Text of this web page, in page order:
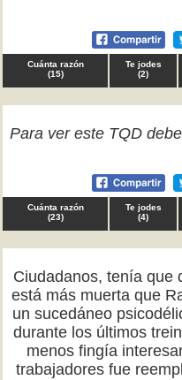
Cuánta razón
(15)
Te jodes
(2)
Para ver este TQD
Cuánta razón
(23)
Te jodes
(4)
Ciudadanos, tenía que
está más muerta que
un sucedáneo
durante los últimos
menos fingía
trabajadores fue